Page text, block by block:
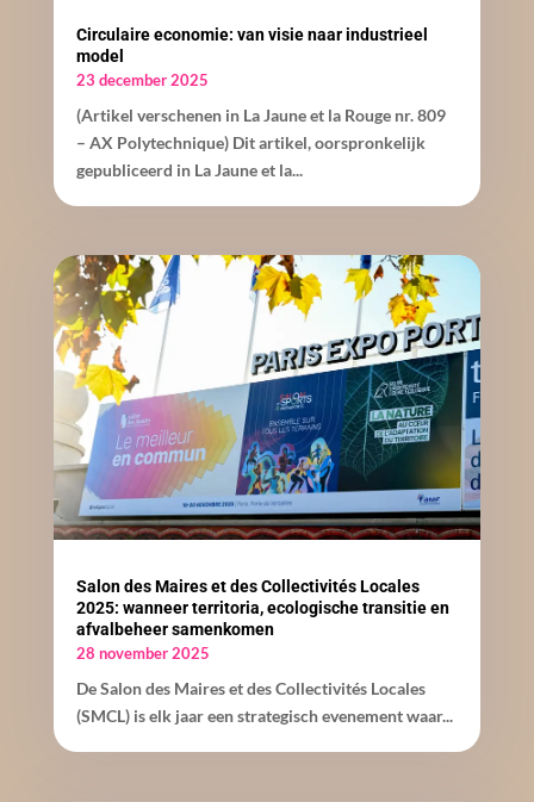
Circulaire economie: van visie naar industrieel
model
23 december 2025
(Artikel verschenen in La Jaune et la Rouge nr. 809
– AX Polytechnique) Dit artikel, oorspronkelijk
gepubliceerd in La Jaune et la...
Salon des Maires et des Collectivités Locales
2025: wanneer territoria, ecologische transitie en
afvalbeheer samenkomen
28 november 2025
De Salon des Maires et des Collectivités Locales
(SMCL) is elk jaar een strategisch evenement waar...